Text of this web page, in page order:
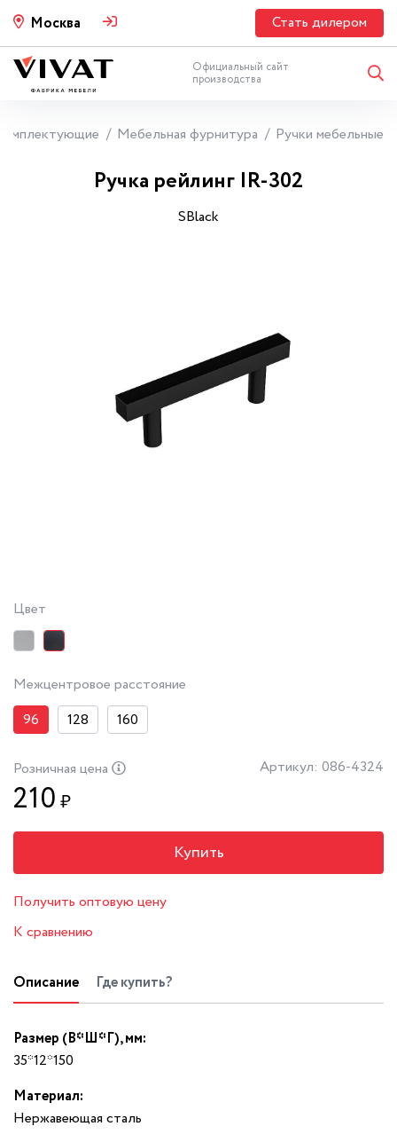
Москва Стать дилером
Официальный сайт
производства
Мебельная фурнитура Ручки мебельные
Ручка рейлинг IR-302
SBlack
Цвет
Межцентровое расстояние
96
128 160
Розничная цена
210 ₽
Артикул: 086-4324
Купить
Получить оптовую цену
К сравнению
Описание Где купить?
Размер (В*Ш*Г), мм:
35*12*150
Материал:
Нержавеющая сталь